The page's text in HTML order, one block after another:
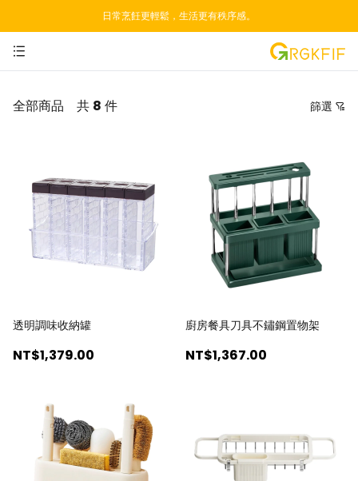
日常烹飪更輕鬆，生活更有秩序感。
全部商品 共 8 件 篩選
推薦排序
按價格由低到高
按價格由高到低
透明調味收納罐
NT$1,379.00
廚房餐具刀具不鏽鋼置物架
NT$1,367.00